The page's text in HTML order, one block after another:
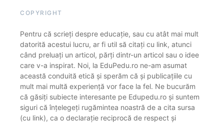
COPYRIGHT
Pentru că scrieți despre educație, sau cu atât mai mult
datorită acestui lucru, ar fi util să citați cu link, atunci
când preluați un articol, părți dintr-un articol sau o idee
care v-a inspirat. Noi, la EduPedu.ro ne-am asumat
această conduită etică și sperăm că și publicațiile cu
mult mai multă experiență vor face la fel. Ne bucurăm
că găsiți subiecte interesante pe Edupedu.ro și suntem
siguri că înțelegeți rugămintea noastră de a cita sursa
(cu link), ca o declarație reciprocă de respect și